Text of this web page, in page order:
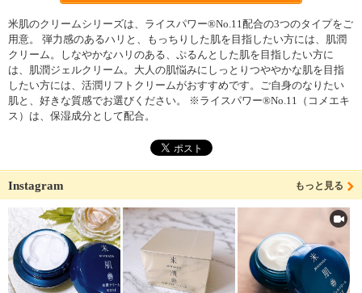
米肌のクリームシリーズは、ライスパワー®No.11配合の3つのタイプをご
用意。 弾力感のあるハリと、もっちりした肌を目指したい方には、肌潤
クリーム。しなやかなハリのある、ぷるんとした肌を目指したい方に
は、肌潤ジェルクリーム。大人の肌悩みにしっとりつややかな肌を目指
したい方には、活潤リフトクリームがおすすめです。ご自身のなりたい
肌と、好きな質感でお選びください。 ※ライスパワー®No.11（コメエキ
ス）は、保湿成分として配合。
Instagram もっと見る